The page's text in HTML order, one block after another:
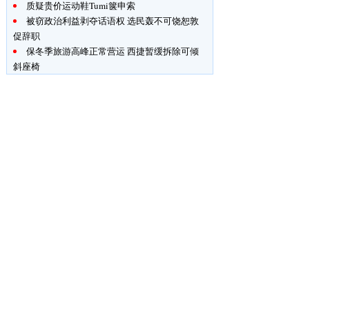
质疑贵价运动鞋Tumi箧申索
被窃政治利益剥夺话语权 选民轰不可饶恕敦
促辞职
保冬季旅游高峰正常营运 西捷暂缓拆除可倾
斜座椅